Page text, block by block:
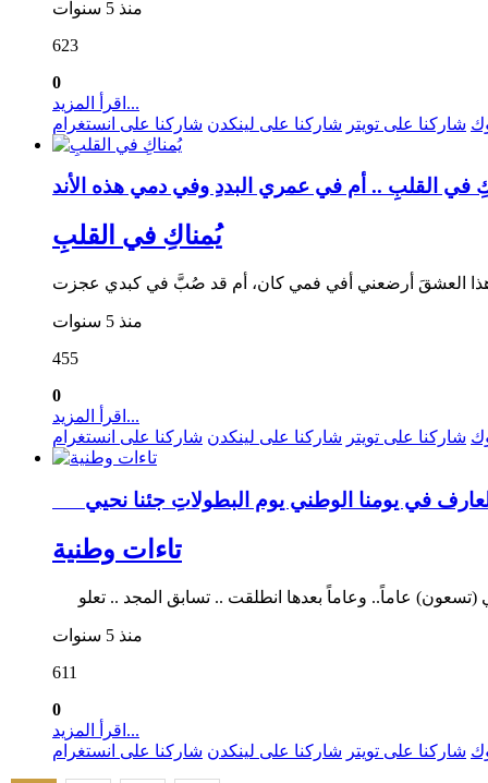
منذ 5 سنوات
623
0
اقرأ المزيد...
شاركنا على تويتر شاركنا على لينكدن شاركنا على انستغرام
يُمناكِ في القلبِ
منذ 5 سنوات
455
0
اقرأ المزيد...
شاركنا على تويتر شاركنا على لينكدن شاركنا على انستغرام
تاءات وطنية
منذ 5 سنوات
611
0
اقرأ المزيد...
شاركنا على تويتر شاركنا على لينكدن شاركنا على انستغرام